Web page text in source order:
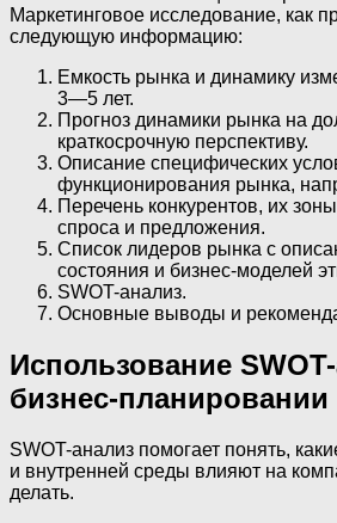
Маркетинговое исследование, как
следующую информацию:
Емкость рынка и динамику
3—5 лет.
Прогноз динамики рынка на
краткосрочную перспективу.
Описание специфических
функционирования рынка,
Перечень конкурентов, их
спроса и предложения.
Список лидеров рынка с
состояния и бизнес-моделей
SWOT-анализ.
Основные выводы и
Использование
бизнес-планировании
SWOT-анализ помогает понять,
и внутренней среды влияют на
делать.